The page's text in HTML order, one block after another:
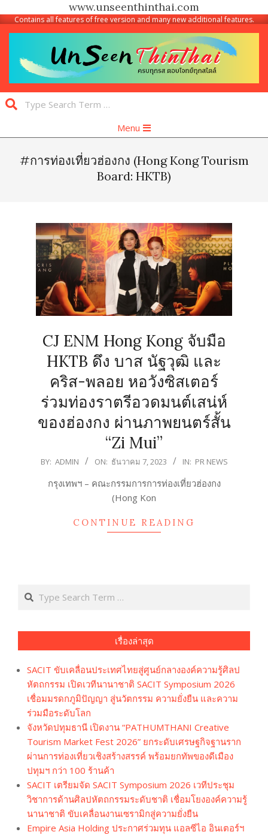
www.unseenthinthai.com
SkipContains all features of free version and many new additional features.
Unseen
Thinthai
Navigation
Menu
#การท่องเที่ยวฮ่องกง (Hong Kong Tourism
Board: HKTB)
CJ ENM Hong Kong จับมือ
HKTB ดึง บาส นัฐวุฒิ และ
คริส-พลอย หอวังซิสเตอร์
ร่วมท่องราตรีอวดมนต์เสน่ห์
ของฮ่องกง ผ่านภาพยนตร์สั้น
“Zi Mui”
2023-
BY: ADMIN ON: ธันวาคม 7, 2023 IN: PR NEWS
กรุงเทพฯ – คณะกรรมการการท่องเที่ยวฮ่องกง
(Hong Kon
CONTINUE READING
Search
เรื่องล่าสุด
SACIT ขับเคลื่อนประเทศไทยสู่ศูนย์กลางองค์ความรู้ศิลป
หัตถกรรม เปิดเวทีนานาชาติ SACIT Symposium 2026
เชื่อมมรดกภูมิปัญญา สู่นวัตกรรม ความยั่งยืน และความ
ร่วมมือระดับโลก
จังหวัดปทุมธานี เปิดงาน “PATHUMTHANI Creative
Tourism Market Fest 2026” ยกระดับเศรษฐกิจฐานราก
ผ่านการท่องเที่ยวเชิงสร้างสรรค์ พร้อมยกทัพของดีเมือง
ปทุมฯ กว่า 100 ร้านค้า
SACIT เตรียมจัด SACIT Symposium 2026 เวทีประชุม
วิชาการด้านศิลปหัตถกรรมระดับชาติ เชื่อมโยงองค์ความรู้
นานาชาติ ขับเคลื่อนงานเซรามิกสู่ความยั่งยืน
Empire Asia Holding ประกาศร่วมทุน แอลซีไอ อินเตอร์ฯ